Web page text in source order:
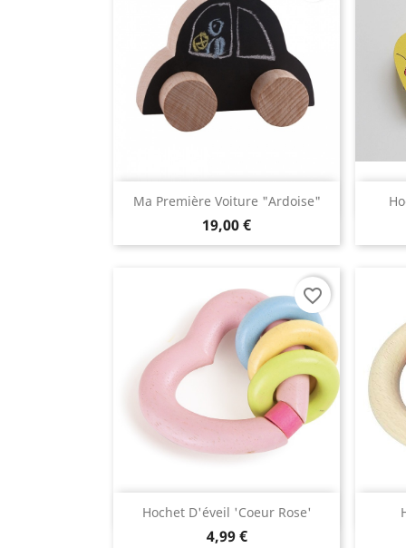
Ma Première Voiture "ardoise"
19,00 €
Aperçu rapide
Hochet D'éveil 'coeur Rose'
4,99 €
 Aperçu rapide
favorite_border